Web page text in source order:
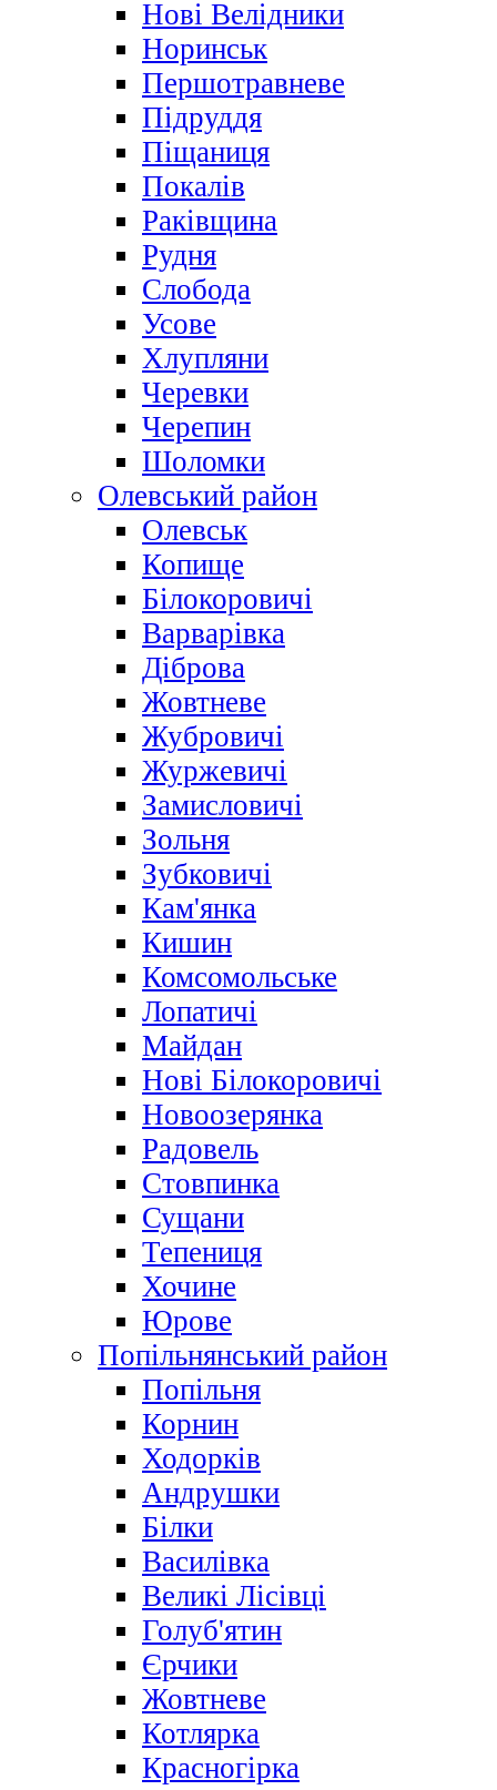
Нові Велідники
Норинськ
Першотравневе
Підруддя
Піщаниця
Покалів
Раківщина
Рудня
Слобода
Усове
Хлупляни
Черевки
Черепин
Шоломки
Олевський район
Олевськ
Копище
Білокоровичі
Варварівка
Діброва
Жовтневе
Жубровичі
Журжевичі
Замисловичі
Зольня
Зубковичі
Кам'янка
Кишин
Комсомольське
Лопатичі
Майдан
Нові Білокоровичі
Новоозерянка
Радовель
Стовпинка
Сущани
Тепениця
Хочине
Юрове
Попільнянський район
Попільня
Корнин
Ходорків
Андрушки
Білки
Василівка
Великі Лісівці
Голуб'ятин
Єрчики
Жовтневе
Котлярка
Красногірка